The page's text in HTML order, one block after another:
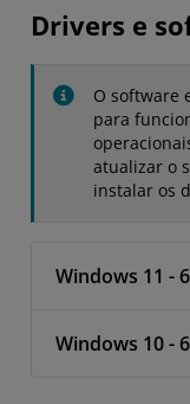
Drivers e
O software
para
atualizar o
instalar os
Windows 11 -
Windows 10 -